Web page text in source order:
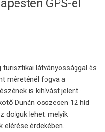
GPS-el
látványossággal és
méreténél fogva a
is kihívást jelent.
Dunán összesen 12 híd
dolguk lehet, melyik
elérése érdekében.